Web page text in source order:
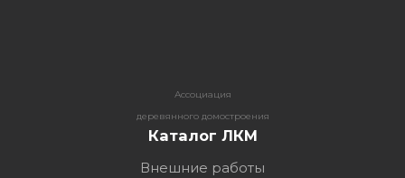
Ассоциация
деревянного домостроения
Каталог ЛКМ
Внешние работы